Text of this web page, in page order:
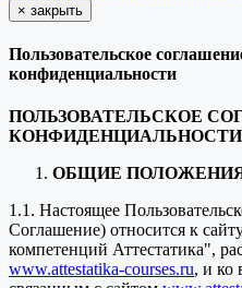
× закрыть
Пользовательское
конфиденциальности
ПОЛЬЗОВАТЕЛЬСКОЕ
КОНФИДЕНЦИАЛЬНОСТИ
ОБЩИЕ
1.1. Настоящее
Соглашение) относится к
компетенций Аттестатика",
www.attestatika-courses.ru, и ко